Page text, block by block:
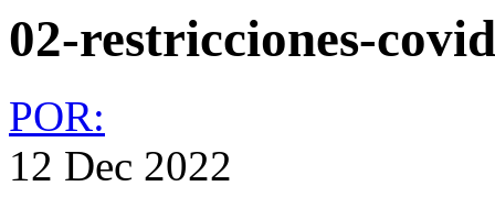
02-restricciones-
POR:
12 Dec 2022